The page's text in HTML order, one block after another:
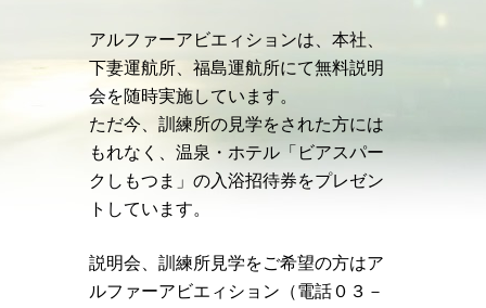
アルファーアビエィションは、本社、
下妻運航所、福島運航所にて無料説明
会を随時実施しています。
ただ今、訓練所の見学をされた方には
もれなく、温泉・ホテル「ビアスパー
クしもつま」の入浴招待券をプレゼン
トしています。
説明会、訓練所見学をご希望の方はア
ルファーアビエィション（電話０３－